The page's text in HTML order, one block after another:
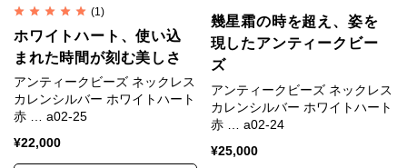
(1)
ホワイトハート、使い込
まれた時間が刻む美しさ
アンティークビーズ ネックレス
カレンシルバー ホワイトハート
赤 … a02-25
¥22,000
幾星霜の時を超え、姿を
現したアンティークビー
ズ
アンティークビーズ ネックレス
カレンシルバー ホワイトハート
赤 … a02-24
¥25,000